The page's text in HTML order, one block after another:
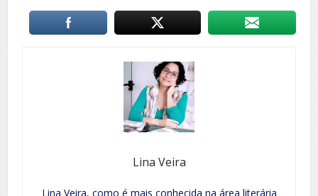
Lina Veira
Lina Veira, como é mais conhecida na área literária